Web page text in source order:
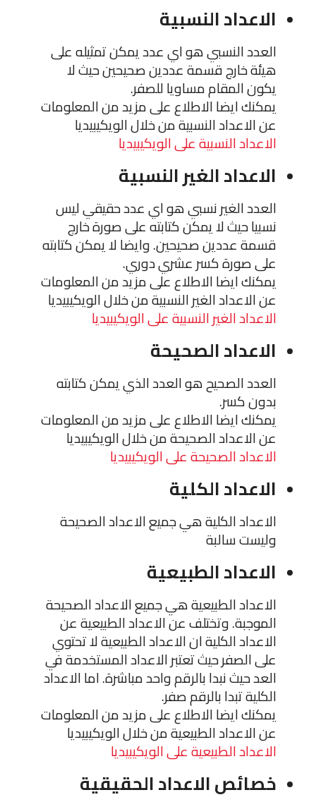
الاعداد النسبية
العدد النسبي هو اي عدد يمكن تمثيله على
هيئة خارج قسمة عددين صحيحين حيث لا
يكون المقام مساويا للصفر.
يمكنك ايضا الاطلاع على مزيد من المعلومات
عن الاعداد النسبية من خلال الويكيبيديا
الاعداد النسبية على الويكيبيديا
الاعداد الغير النسبية
العدد الغير نسبي هو اي عدد حقيقي ليس
نسبيا حيث لا يمكن كتابته على صورة خارج
قسمة عددين صحيحين. وايضا لا يمكن كتابته
على صورة كسر عشري دوري.
يمكنك ايضا الاطلاع على مزيد من المعلومات
عن الاعداد الغير النسبية من خلال الويكيبيديا
الاعداد الغير النسبية على الويكيبيديا
الاعداد الصحيحة
العدد الصحيح هو العدد الذي يمكن كتابته
بدون كسر.
يمكنك ايضا الاطلاع على مزيد من المعلومات
عن الاعداد الصحيحة من خلال الويكيبيديا
الاعداد الصحيحة على الويكيبيديا
الاعداد الكلية
الاعداد الكلية هي جميع الاعداد الصحيحة
وليست سالبة
الاعداد الطبيعية
الاعداد الطبيعية هي جميع الاعداد الصحيحة
الموجبة. وتختلف عن الاعداد الطبيعية عن
الاعداد الكلية ان الاعداد الطبيعية لا تحتوي
على الصفر حيث تعتبر الاعداد المستخدمة في
العد حيث نبدا بالرقم واحد مباشرة. اما الاعداد
الكلية تبدا بالرقم صفر.
يمكنك ايضا الاطلاع على مزيد من المعلومات
عن الاعداد الطبيعية من خلال الويكيبيديا
الاعداد الطبيعية على الويكيبيديا
خصائص الاعداد الحقيقية